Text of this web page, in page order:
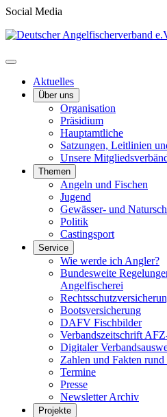
Social Media
Aktuelles
Über uns
Organisation
Präsidium
Hauptamtliche
Satzungen, Leitlinien
Unsere
Themen
Angeln und Fischen
Jugend
Gewässer- und
Politik
Castingsport
Service
Wie werde ich Angler?
Bundesweite
Angelfischerei
Bootsversicherung
DAFV Fischbilder
Verbandszeitschrift
Digitaler
Zahlen und Fakten
Termine
Presse
Newsletter Archiv
Projekte